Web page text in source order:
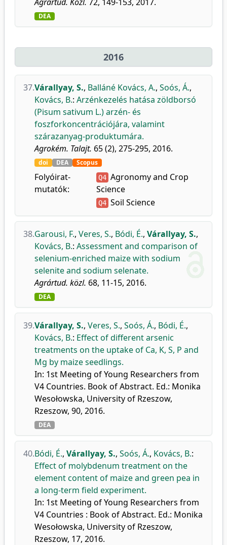
DEA
2016
37.Várallyay, S., Balláné Kovács, A., Soós, Á.,
Kovács, B.: Arzénkezelés hatása zöldborsó
(Pisum sativum L.) arzén- és
foszforkoncentrációjára, valamint
szárazanyag-produktumára.
Agrokém. Talajt. 65 (2), 275-295, 2016.
doi DEA Scopus
Folyóirat-
mutatók:
Q4 Agronomy and Crop
Science
Q4 Soil Science
38.Garousi, F., Veres, S., Bódi, É., Várallyay, S.,
Kovács, B.: Assessment and comparison of
selenium-enriched maize with sodium
selenite and sodium selenate.
Agrártud. közl. 68, 11-15, 2016.
DEA
39.Várallyay, S., Veres, S., Soós, Á., Bódi, É.,
Kovács, B.: Effect of different arsenic
treatments on the uptake of Ca, K, S, P and
Mg by maize seedlings.
In: 1st Meeting of Young Researchers from
V4 Countries. Book of Abstract. Ed.: Monika
Wesołowska, University of Rzeszow,
Rzeszow, 90, 2016.
DEA
40.Bódi, É., Várallyay, S., Soós, Á., Kovács, B.:
Effect of molybdenum treatment on the
element content of maize and green pea in
a long-term field experiment.
In: 1st Meeting of Young Researchers from
V4 Countries : Book of Abstract. Ed.: Monika
Wesołowska, University of Rzeszow,
Rzeszow, 17, 2016.